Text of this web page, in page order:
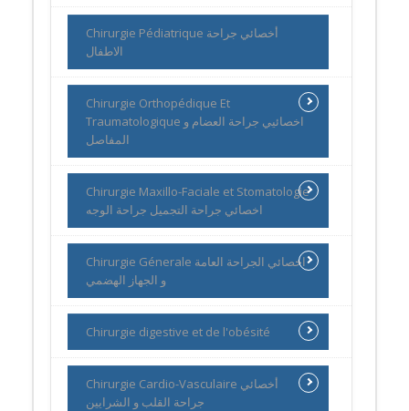
Chirurgie Pédiatrique أخصائي جراحة
الاطفال
Chirurgie Orthopédique Et
Traumatologique اخصائيي جراحة العضام و
المفاصل
Chirurgie Maxillo-Faciale et Stomatologie
اخصائي جراحة التجميل جراحة الوجه
Chirurgie Génerale اخصائي الجراحة العامة
و الجهاز الهضمي
Chirurgie digestive et de l'obésité
Chirurgie Cardio-Vasculaire أخصائي
جراحة القلب و الشرايين